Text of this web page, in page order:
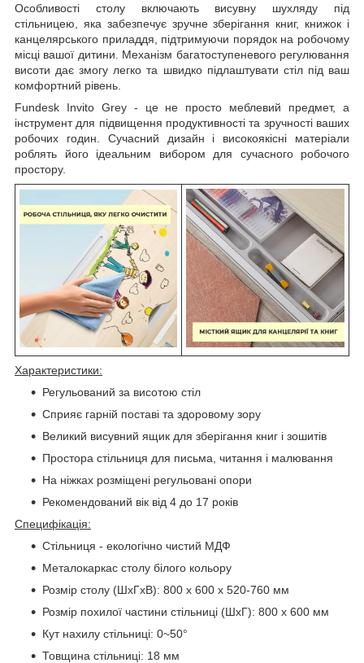
Особливості столу включають висувну шухляду під
стільницею, яка забезпечує зручне зберігання книг, книжок і
канцелярського приладдя, підтримуючи порядок на робочому
місці вашої дитини. Механізм багатоступеневого регулювання
висоти дає змогу легко та швидко підлаштувати стіл під ваш
комфортний рівень.
Fundesk Invito Grey - це не просто меблевий предмет, а
інструмент для підвищення продуктивності та зручності ваших
робочих годин. Сучасний дизайн і високоякісні матеріали
роблять його ідеальним вибором для сучасного робочого
простору.
Характеристики:
Регульований за висотою стіл
Сприяє гарній поставі та здоровому зору
Великий висувний ящик для зберігання книг і зошитів
Простора стільниця для письма, читання і малювання
На ніжках розміщені регульовані опори
Рекомендований вік від 4 до 17 років
Специфікація:
Стільниця - екологічно чистий МДФ
Металокаркас столу білого кольору
Розмір столу (ШхГхВ): 800 x 600 x 520-760 мм
Розмір похилої частини стільниці (ШхГ): 800 х 600 мм
Кут нахилу стільниці: 0~50°
Товщина стільниці: 18 мм